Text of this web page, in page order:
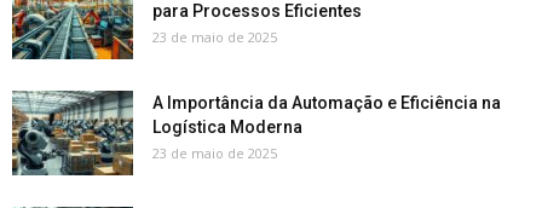
para Processos Eficientes
23 de maio de 2025
A Importância da Automação e Eficiência na
Logística Moderna
23 de maio de 2025